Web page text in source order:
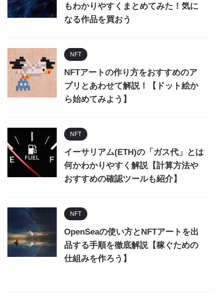
もわかりやすくまとめてみた！気に
なる作品を買おう
NFT
NFTアートの作り方をおすすめのア
プリとあわせて解説！【ドット絵か
ら始めてみよう】
NFT
イーサリアム(ETH)の「ガス代」とは
何かわかりやすく解説【計算方法や
おすすめの確認ツールも紹介】
NFT
OpenSeaの使い方とNFTアートを出
品する手順を徹底解説【稼ぐための
仕組みを作ろう】